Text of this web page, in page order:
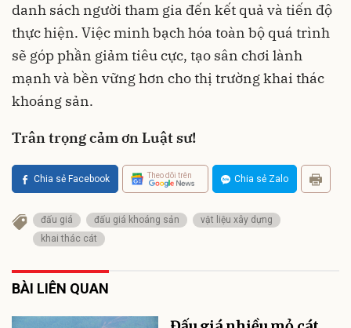
danh sách người tham gia đến kết quả và tiến độ
thực hiện. Việc minh bạch hóa toàn bộ quá trình
sẽ góp phần giảm tiêu cực, tạo sân chơi lành
mạnh và bền vững hơn cho thị trường khai thác
khoáng sản.
Trân trọng cảm ơn Luật sư!
Chia sẻ Facebook Theo dõi trên Chia sẻ Zalo
đấu giá đấu giá khoáng sản
vật liệu xây dựng
khai thác cát
BÀI LIÊN QUAN